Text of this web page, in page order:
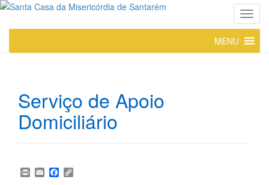
T
o
g
MENU
Serviço de Apoio
Domiciliário
P
E